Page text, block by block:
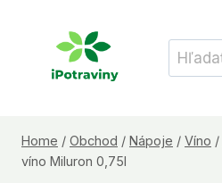
Hľadať:
Home / Obchod / Nápoje / Víno /
víno Miluron 0,75l